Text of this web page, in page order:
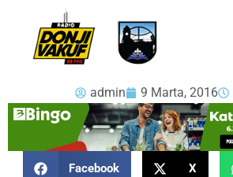
admin 9 Marta, 2016
Facebook X